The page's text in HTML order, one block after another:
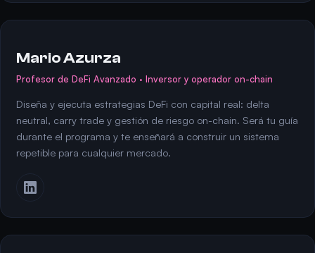
Mario Azurza
Profesor de DeFi Avanzado · Inversor y operador on-chain
Diseña y ejecuta estrategias DeFi con capital real: delta
neutral, carry trade y gestión de riesgo on-chain. Será tu guía
durante el programa y te enseñará a construir un sistema
repetible para cualquier mercado.